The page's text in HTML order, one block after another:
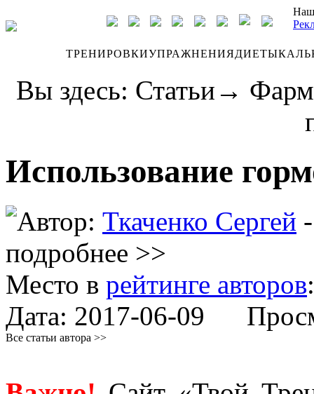
ТРЕНИРОВКИУПРАЖНЕНИЯДИЕТЫ
Вы здесь: Статьи →
Использование
Автор: Ткаченко Сергей
подробнее >>
Место в рейтинге авторов
Дата: 2017-06-09
Все статьи автора >>